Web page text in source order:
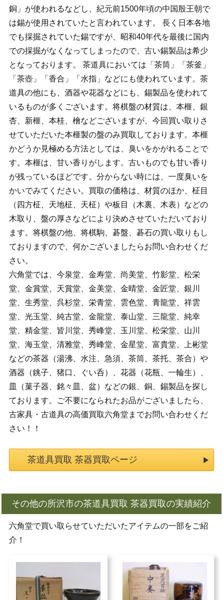
銅」が使われるなどし、紀元前1500年頃の中国殷王朝で
は錫が使用されていたと言われています。 長く日本各地
でも採掘されていた錫ですが、昭和40年代を最後に国内
での採掘がなくなってしまったので、古い錫製品は希少
となっております。 茶道具においては「茶筒」「茶釜」
「茶壺」「香合」「水指」などにも使われています。茶
道具の他にも、酒器や花器などにも、錫製品を使われて
いるものが多くございます。将棋盤の材質は、本榧、銀
杏、新榧、本桂、檜などございますが、今回買い取りさ
せていただいた本榧製の盤のみ買取しております。本榧
かどうか見極める方法としては、臭いをかがれることで
す。本榧は、甘い香りがします。古いものでも甘い香り
が残っているほどです。分からない時には、一度臭いを
かいでみてください。買取の価格は、材質のほか、柾目
（四方柾、天地柾、天柾）や板目（木裏、木表）などの
木取り、盤の厚さなどにより決めさせていただいており
ます。将棋盤の他、将棋駒、碁盤、碁石の買い取りもし
ておりますので、何かございましたらお問い合わせくだ
さい。
六角堂では、今泉堂、金寿堂、尚美堂、竹影堂、松栄
堂、金賞堂、天賞堂、金美堂、金晴堂、金匠堂、銀川
堂、生秀堂、呉杉堂、栄青堂、雲色堂、青龍堂、祥雲
堂、光玉堂、純古堂、金龍堂、泰山堂、三龍堂、純幸
堂、精金堂、皆川堂、秀峰堂、玉川堂、松栄堂、山川
堂、海玉堂、清雅堂、秀峰堂、金星堂、富貴堂、上彬堂
などの茶器（湯沸、水注、急須、茶筒、茶托、茶合）や
酒器（銚子、猪口、ぐい呑）、花器（花瓶、一輪生）、
皿（菓子器、銘々皿、盆）などの銀、銅、錫製品を探し
ております。ご不要になられたお品がございましたら、
古家具・古道具の高価買取六角堂までお問い合わせくだ
さい！！
茶道具買取 茶器買取ページ
その他の所沢市の茶道具買取 茶器買取の実績紹介
六角堂で買い取らせていただいたアイテムの一部をご紹
介！